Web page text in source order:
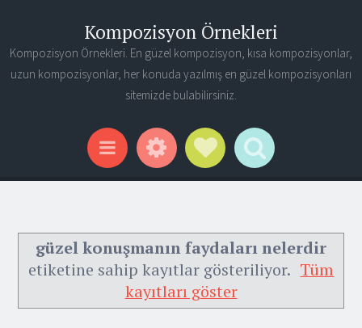
Kompozisyon Örnekleri
Kompozisyon Örnekleri. En güzel kompozisyon, kısa kompozisyonlar,
uzun kompozisyonlar, her konuda yazılmış en güzel kompozisyonları
sitemizde bulabilirsiniz.
Menu WidgetsSocial Links
Search
güzel konuşmanın faydaları nelerdir
etiketine sahip kayıtlar gösteriliyor. Tüm
kayıtları göster